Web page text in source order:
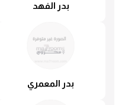
بدر الفهد
بدر المعمري